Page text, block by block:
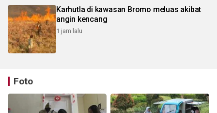
Karhutla di kawasan Bromo meluas akibat
angin kencang
1 jam lalu
Foto